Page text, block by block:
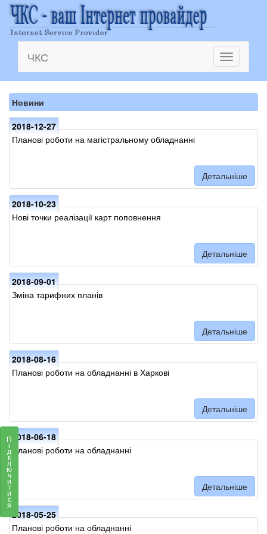
Toggle
navigation
ЧКС
Новини
2018-12-27
Планові роботи на магістральному обладнанні
Детальніше
2018-10-23
Нові точки реалізації карт поповнення
Детальніше
2018-09-01
Зміна тарифних планів
Детальніше
2018-08-16
Планові роботи на обладнанні в Харкові
Детальніше
2018-06-18
Планові роботи на обладнанні
Детальніше
2018-05-25
Планові роботи на обладнанні
П
і
д
к
л
ю
ч
и
т
и
с
я